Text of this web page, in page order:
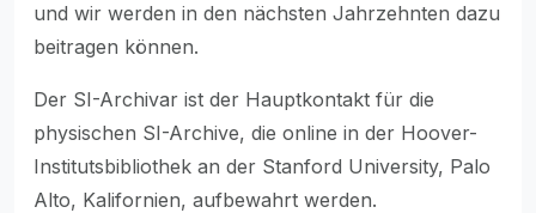
und wir werden in den nächsten Jahrzehnten dazu
beitragen können.
Der SI-Archivar ist der Hauptkontakt für die
physischen SI-Archive, die online in der Hoover-
Institutsbibliothek an der Stanford University, Palo
Alto, Kalifornien, aufbewahrt werden.